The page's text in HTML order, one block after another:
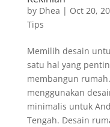
by Dhea | Oct 20,
Tips
Memilih desain
satu hal yang
membangun
menggunakan
minimalis untuk
Tengah. Desain